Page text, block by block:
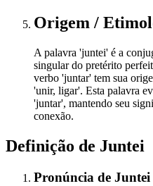
Origem /
A palavra 'juntei' é a
singular do pretérito
verbo 'juntar' tem sua
'unir, ligar'. Esta palavra
'juntar', mantendo seu
conexão.
Definição de Juntei
Pronúncia de Juntei